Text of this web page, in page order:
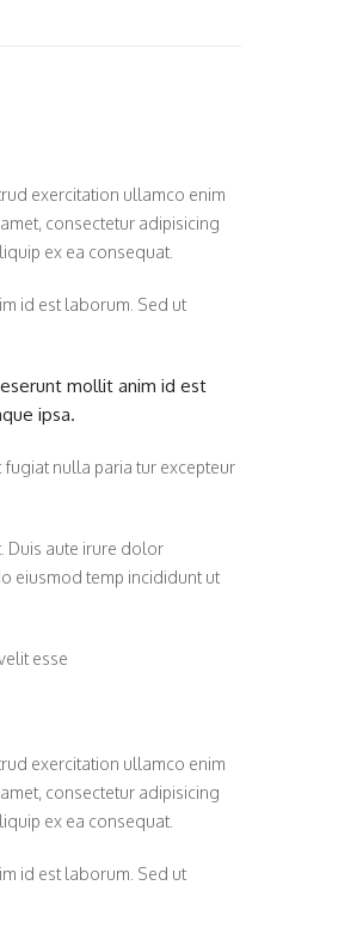
exercitation ullamco enim
consectetur adipisicing
ex ea consequat.
id est laborum. Sed ut
mollit anim id est
ipsa.
nulla paria tur excepteur
Duis aute irure dolor
eiusmod temp incididunt ut
esse
exercitation ullamco enim
consectetur adipisicing
ex ea consequat.
id est laborum. Sed ut